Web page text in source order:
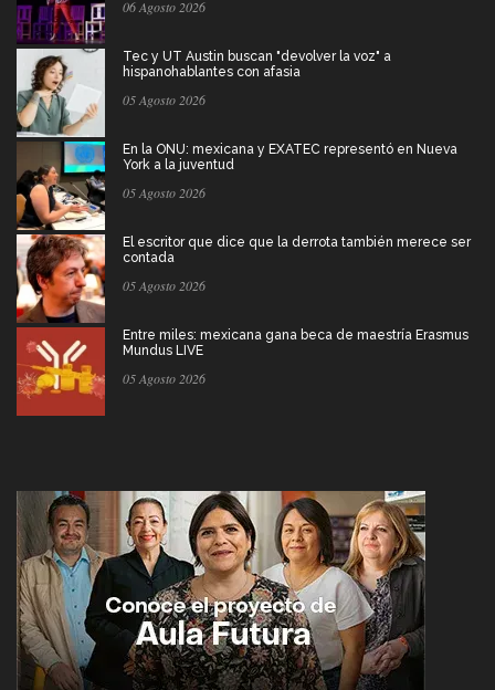
06 Agosto 2026
Tec y UT Austin buscan "devolver la voz" a
hispanohablantes con afasia
05 Agosto 2026
En la ONU: mexicana y EXATEC representó en Nueva
York a la juventud
05 Agosto 2026
El escritor que dice que la derrota también merece ser
contada
05 Agosto 2026
Entre miles: mexicana gana beca de maestría Erasmus
Mundus LIVE
05 Agosto 2026